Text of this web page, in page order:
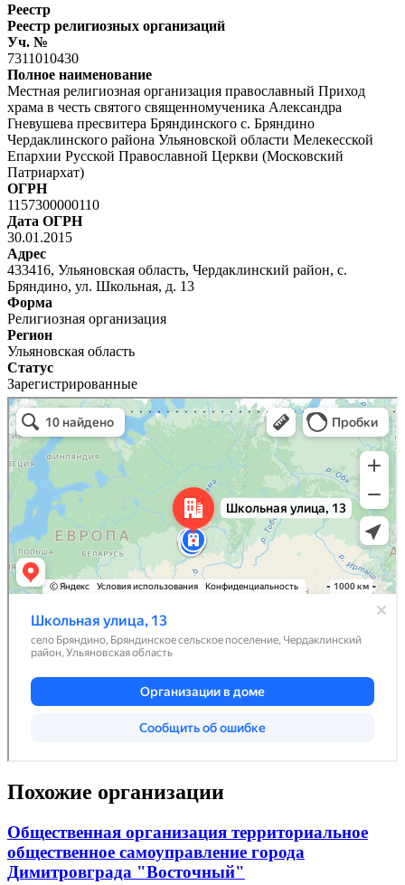
Реестр
Реестр религиозных организаций
Уч. №
7311010430
Полное наименование
Местная религиозная организация православный Приход
храма в честь святого священномученика Александра
Гневушева пресвитера Бряндинского с. Бряндино
Чердаклинского района Ульяновской области Мелекесской
Епархии Русской Православной Церкви (Московский
Патриархат)
ОГРН
1157300000110
Дата ОГРН
30.01.2015
Адрес
433416, Ульяновская область, Чердаклинский район, с.
Бряндино, ул. Школьная, д. 13
Форма
Религиозная организация
Регион
Ульяновская область
Статус
Зарегистрированные
Похожие организации
Общественная организация территориальное
общественное самоуправление города
Димитровграда "Восточный"